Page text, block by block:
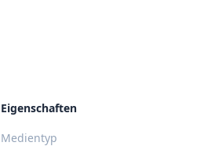
Eigenschaften
Medientyp